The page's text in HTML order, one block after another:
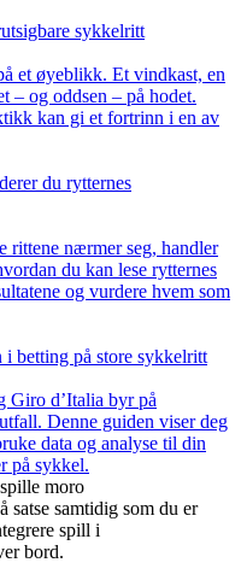
sykkelritt
et øyeblikk. Et vindkast, en
– og oddsen – på hodet.
kan gi et fortrinn i en av
du rytternes
rittene nærmer seg, handler
du kan lese rytternes
og vurdere hvem som
betting på store sykkelritt
Giro d’Italia byr på
Denne guiden viser deg
data og analyse til din
på sykkel.
moro
samtidig som du er
spill i
bord.